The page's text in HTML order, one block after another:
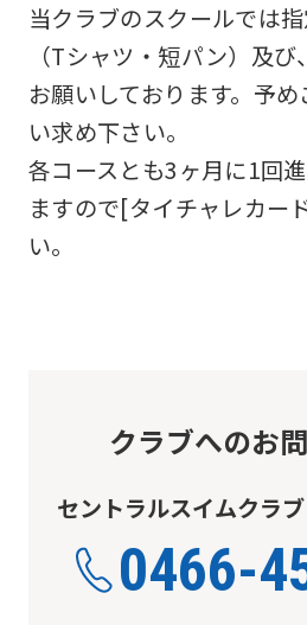
当クラブのスクールでは
（Tシャツ・短パン）及
お願いしております。予
い求め下さい。
各コースとも3ヶ月に1回
ますので[タイチャレカー
い。
クラブへのお
セントラルスイムクラ
0466-